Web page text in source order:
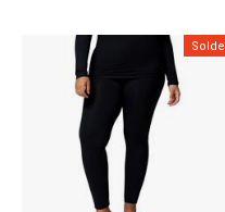
Solde